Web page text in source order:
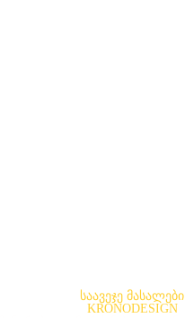
საავეჯე მასალები
KRONODESIGN